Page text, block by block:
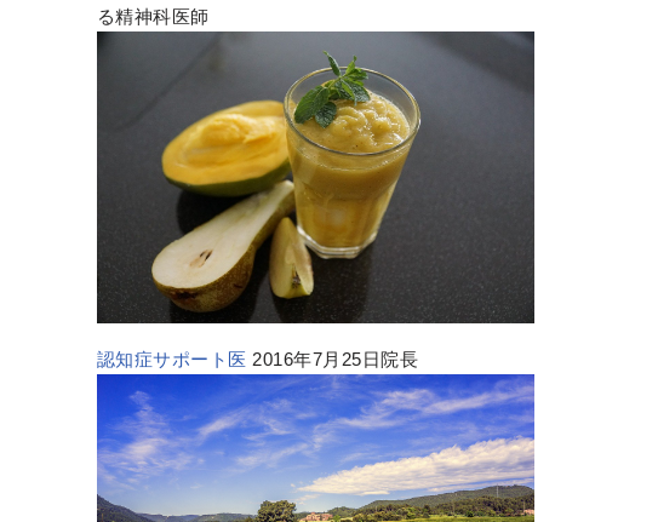
る精神科医師
認知症サポート医 2016年7月25日院長